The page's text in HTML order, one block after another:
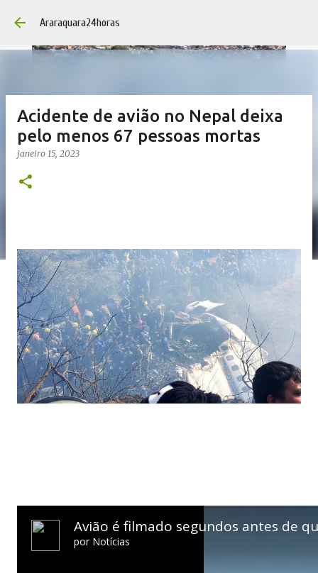
Araraquara24horas
Acidente de avião no Nepal deixa
pelo menos 67 pessoas mortas
janeiro 15, 2023